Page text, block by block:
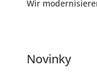
Wir
Novinky